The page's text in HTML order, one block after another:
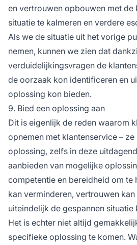
en vertrouwen opbouwen met de
situatie te kalmeren en verdere
Als we de situatie uit het vorige
nemen, kunnen we zien dat
verduidelijkingsvragen de
de oorzaak kon identificeren en
oplossing kon bieden.
9. Bied een oplossing aan
Dit is eigenlijk de reden waarom
opnemen met klantenservice –
oplossing, zelfs in deze
aanbieden van mogelijke
competentie en bereidheid om te
kan verminderen, vertrouwen
uiteindelijk de gespannen situatie
Het is echter niet altijd
specifieke oplossing te komen.